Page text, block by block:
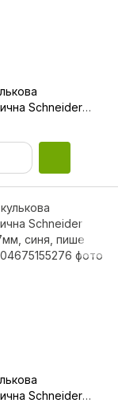
Schneider
чорний
синього
Schneider